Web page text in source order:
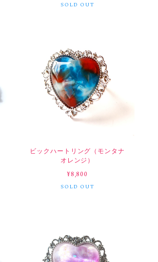
SOLD OUT
ビックハートリング（モンタナ
オレンジ）
¥8,800
SOLD OUT